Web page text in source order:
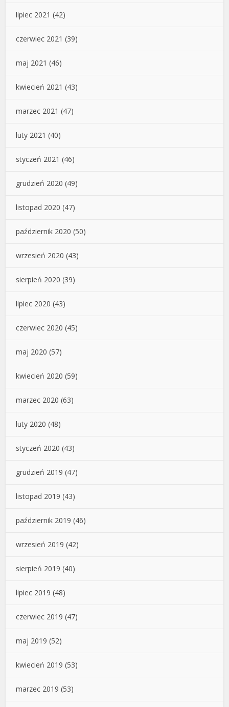
lipiec 2021 (42)
czerwiec 2021 (39)
maj 2021 (46)
kwiecień 2021 (43)
marzec 2021 (47)
luty 2021 (40)
styczeń 2021 (46)
grudzień 2020 (49)
listopad 2020 (47)
październik 2020 (50)
wrzesień 2020 (43)
sierpień 2020 (39)
lipiec 2020 (43)
czerwiec 2020 (45)
maj 2020 (57)
kwiecień 2020 (59)
marzec 2020 (63)
luty 2020 (48)
styczeń 2020 (43)
grudzień 2019 (47)
listopad 2019 (43)
październik 2019 (46)
wrzesień 2019 (42)
sierpień 2019 (40)
lipiec 2019 (48)
czerwiec 2019 (47)
maj 2019 (52)
kwiecień 2019 (53)
marzec 2019 (53)